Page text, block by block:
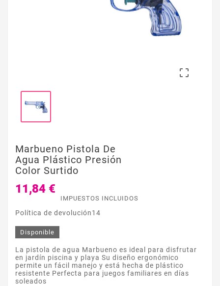

Marbueno Pistola De
Agua Plástico Presión
Color Surtido
11,84 €
IMPUESTOS INCLUIDOS
Política de devolución14
Disponible
La pistola de agua Marbueno es ideal para disfrutar
en jardín piscina y playa Su diseño ergonómico
permite un fácil manejo y está hecha de plástico
resistente Perfecta para juegos familiares en días
soleados